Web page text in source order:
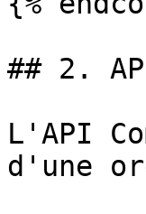
## 2.
L'API
d'une